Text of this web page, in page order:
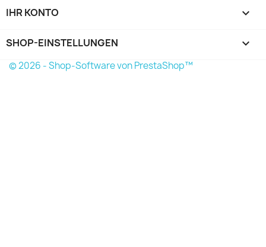
IHR KONTO 
SHOP-EINSTELLUNGEN keyboard_arrow_down
© 2026 - Shop-Software von PrestaShop™